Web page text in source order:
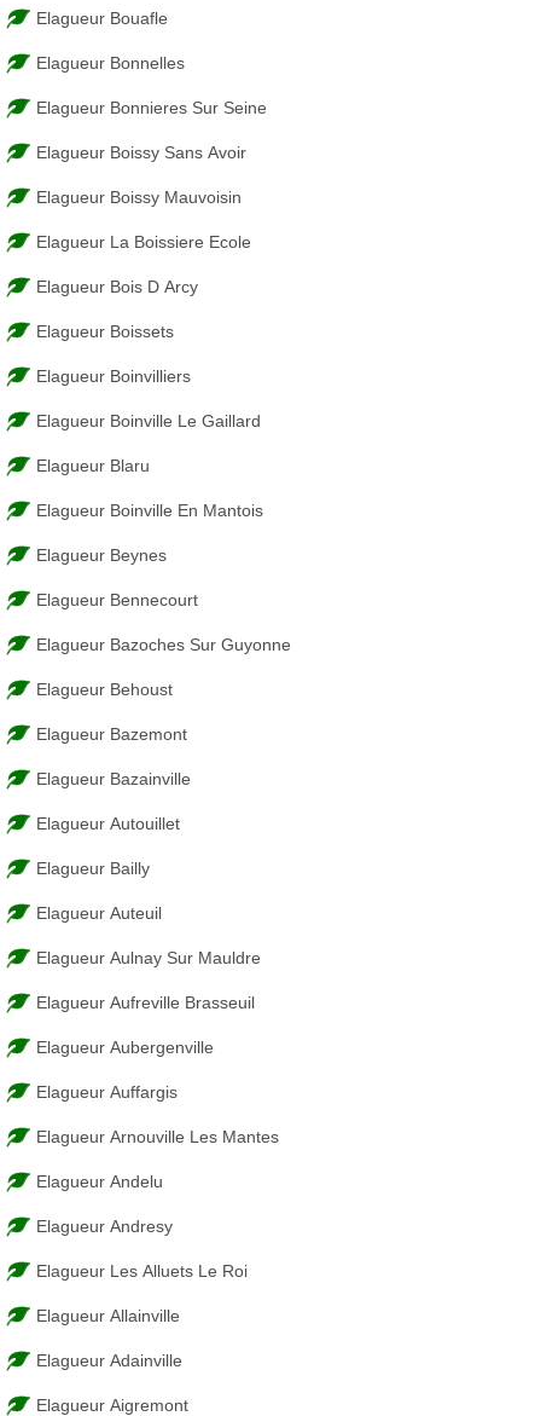
Elagueur Bouafle
Elagueur Bonnelles
Elagueur Bonnieres Sur Seine
Elagueur Boissy Sans Avoir
Elagueur Boissy Mauvoisin
Elagueur La Boissiere Ecole
Elagueur Bois D Arcy
Elagueur Boissets
Elagueur Boinvilliers
Elagueur Boinville Le Gaillard
Elagueur Blaru
Elagueur Boinville En Mantois
Elagueur Beynes
Elagueur Bennecourt
Elagueur Bazoches Sur Guyonne
Elagueur Behoust
Elagueur Bazemont
Elagueur Bazainville
Elagueur Autouillet
Elagueur Bailly
Elagueur Auteuil
Elagueur Aulnay Sur Mauldre
Elagueur Aufreville Brasseuil
Elagueur Aubergenville
Elagueur Auffargis
Elagueur Arnouville Les Mantes
Elagueur Andelu
Elagueur Andresy
Elagueur Les Alluets Le Roi
Elagueur Allainville
Elagueur Adainville
Elagueur Aigremont